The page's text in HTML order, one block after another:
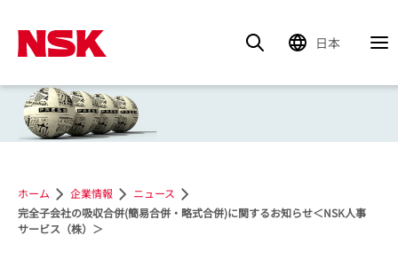
ホーム 企業情報
ニュース
完全子会社の吸収合併(簡易合併・略式合併)に関するお知らせ＜NSK人事
サービス（株）＞
日本